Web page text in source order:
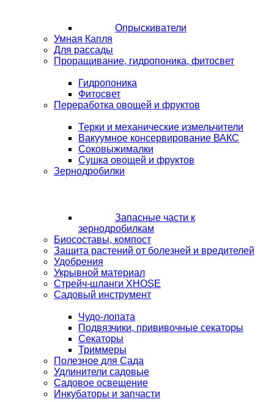
Опрыскиватели
Умная Капля
Для рассады
Проращивание, гидропоника, фитосвет
Гидропоника
Фитосвет
Переработка овощей и фруктов
Терки и механические измельчители
Вакуумное консервирование ВАКС
Соковыжималки
Сушка овощей и фруктов
Зернодробилки
Запасные части к
зернодробилкам
Биосоставы, компост
Защита растений от болезней и вредителей
Удобрения
Укрывной материал
Стрейч-шланги XHOSE
Садовый инструмент
Чудо-лопата
Подвязчики, прививочные секаторы
Секаторы
Триммеры
Полезное для Сада
Удлинители садовые
Садовое освещение
Инкубаторы и запчасти